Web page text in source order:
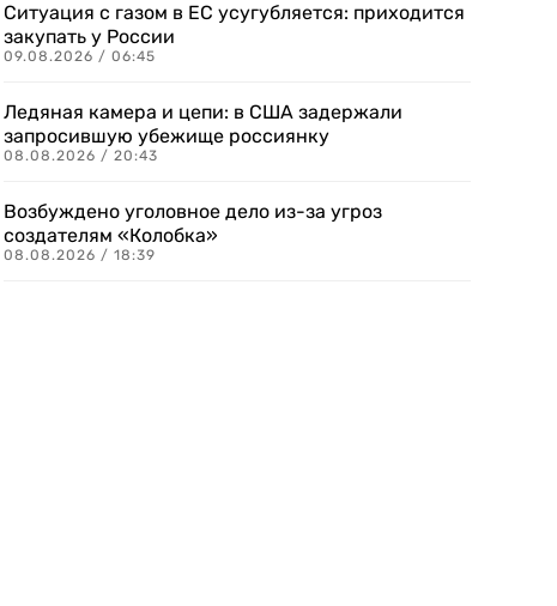
Ситуация с газом в ЕС усугубляется: приходится
закупать у России
09.08.2026 / 06:45
Ледяная камера и цепи: в США задержали
запросившую убежище россиянку
08.08.2026 / 20:43
Возбуждено уголовное дело из-за угроз
создателям «Колобка»
08.08.2026 / 18:39